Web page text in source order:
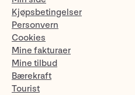
Kjøpsbetingelser
Personvern
Cookies
Mine fakturaer
Mine tilbud
Bærekraft
Tourist